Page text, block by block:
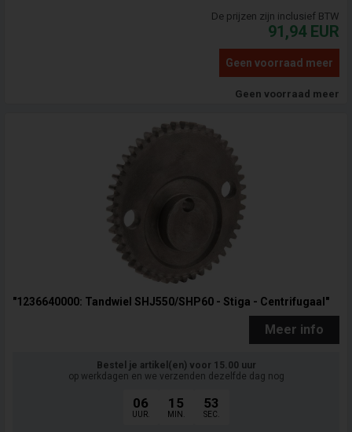
De prijzen zijn inclusief BTW
91,94 EUR
Geen voorraad meer
Geen voorraad meer
"1236640000: Tandwiel SHJ550/SHP60 - Stiga - Centrifugaal"
Meer info
Bestel je artikel(en) voor 15.00 uur
op werkdagen en we verzenden dezelfde dag nog
06
UUR.
15
MIN.
52
SEC.